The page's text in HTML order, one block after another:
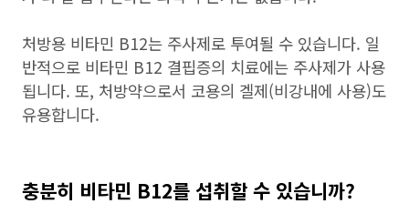
처방용 비타민 B12는 주사제로 투여될 수 있습니다. 일
반적으로 비타민 B12 결핍증의 치료에는 주사제가 사용
됩니다. 또, 처방약으로서 코용의 겔제(비강내에 사용)도
유용합니다.
충분히 비타민 B12를 섭취할 수 있습니까?